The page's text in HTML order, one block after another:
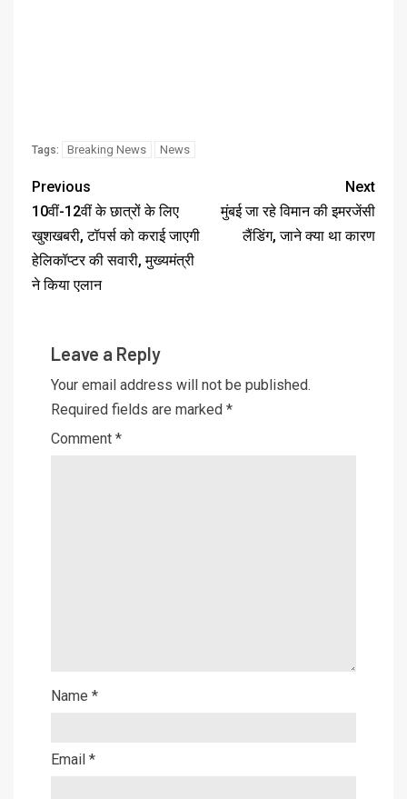
Tags: Breaking News News
Previous
10वीं-12वीं के छात्रों के लिए
खुशखबरी, टॉपर्स को कराई जाएगी
हेलिकॉप्टर की सवारी, मुख्यमंत्री
ने किया एलान
Next
मुंबई जा रहे विमान की इमरजेंसी
लैंडिंग, जाने क्या था कारण
Leave a Reply
Your email address will not be published.
Required fields are marked *
Comment *
Name *
Email *